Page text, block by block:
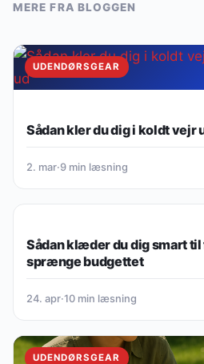
MERE FRA BLOGGEN
UDENDØRSGEAR
Sådan kler du dig i koldt vejr
2. mar·9 min læsning
Sådan klæder du dig smart
sprænge budgettet
24. apr·10 min læsning
UDENDØRSGEAR